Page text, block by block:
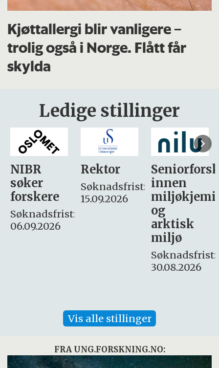
Kjøttallergi blir vanligere –
trolig også i Norge. Flått får
skylda
Ledige stillinger
Rektor
Søknadsfrist:
15.09.2026
Seniorforsker
innen
miljøkjemi
søker
– fast
Søknadsfrist:
16. august.
Vis alle stillinger
FRA UNG.FORSKNING.NO: